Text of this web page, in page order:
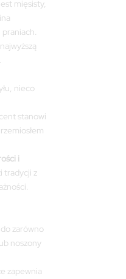
mięsisty,
nieco
stanowi
i
tradycji z
zarówno
noszony
zapewnia